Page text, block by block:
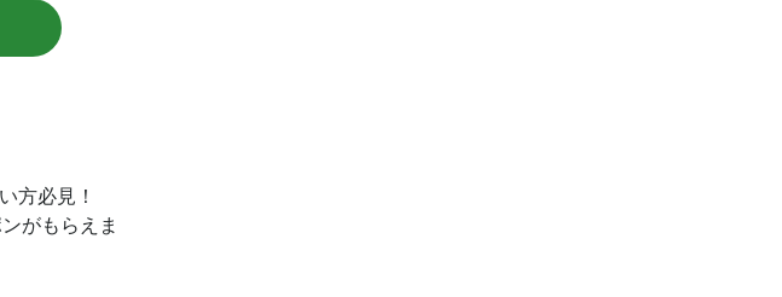
方必見！
がもらえま